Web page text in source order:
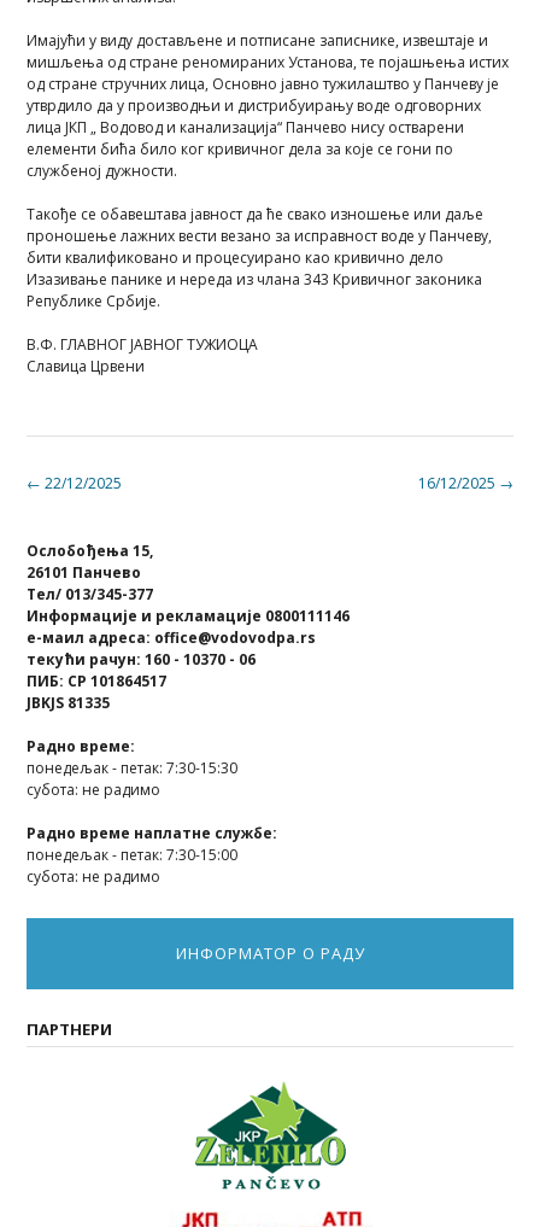
Имајући у виду достављене и потписане записнике, извештаје и
мишљења од стране реномираних Установа, те појашњења истих
од стране стручних лица, Основно јавно тужилаштво у Панчеву је
утврдило да у производњи и дистрибуирању воде одговорних
лица ЈКП „ Водовод и канализација“ Панчево нису остварени
елементи бића било ког кривичног дела за које се гони по
службеној дужности.
Такође се обавештава јавност да ће свако изношење или даље
проношење лажних вести везано за исправност воде у Панчеву,
бити квалификовано и процесуирано као кривично дело
Изазивање панике и нереда из члана 343 Кривичног законика
Републике Србије.
В.Ф. ГЛАВНОГ ЈАВНОГ ТУЖИОЦА
Славица Црвени
Post 16/12/2025 →
← 22/12/2025
Ослобођења 15,
26101 Панчево
Тел/ 013/345-377
Информације и рекламације 0800111146
е-маил адреса: office@vodovodpa.rs
текући рачун: 160 - 10370 - 06
ПИБ: СР 101864517
JBKJS 81335
Радно време:
понедељак - петак: 7:30-15:30
субота: не радимо
Радно време наплатне службе:
понедељак - петак: 7:30-15:00
субота: не радимо
ИНФОРМАТОР О РАДУ
ПАРТНЕРИ